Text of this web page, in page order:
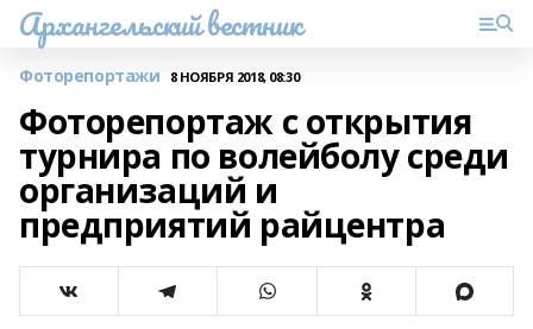
Архангельский вестник
Фоторепортажи 8 НОЯБРЯ 2018, 08:30
Фоторепортаж с открытия
турнира по волейболу среди
организаций и
предприятий райцентра